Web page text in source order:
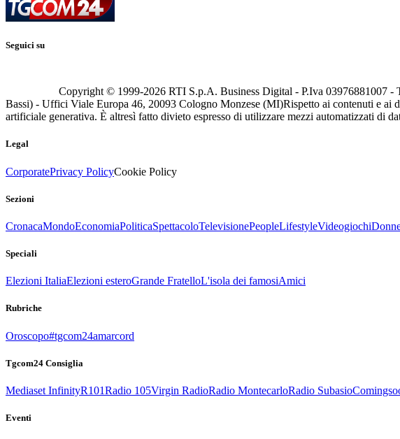
Seguici su
Copyright © 1999-2026 RTI S.p.A. Business Digital - P.Iva 03976881007 -
Bassi) - Uffici Viale Europa 46, 20093 Cologno Monzese (MI)Rispetto ai contenuti e ai
artificiale generativa. È altresì fatto divieto espresso di utilizzare mezzi automatizzati di
Legal
CorporatePrivacy PolicyCookie Policy
Sezioni
CronacaMondoEconomiaPoliticaSpettacoloTelevisionePeopleLifestyleVideogiochi
Speciali
Elezioni ItaliaElezioni esteroGrande FratelloL'isola dei famosiAmici
Rubriche
Oroscopo#tgcom24amarcord
Tgcom24 Consiglia
Mediaset InfinityR101Radio 105Virgin RadioRadio MontecarloRadio Subasio
Eventi